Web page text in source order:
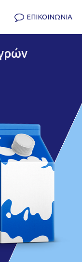
ΕΠΙΚΟΙΝΩΝΙΑ